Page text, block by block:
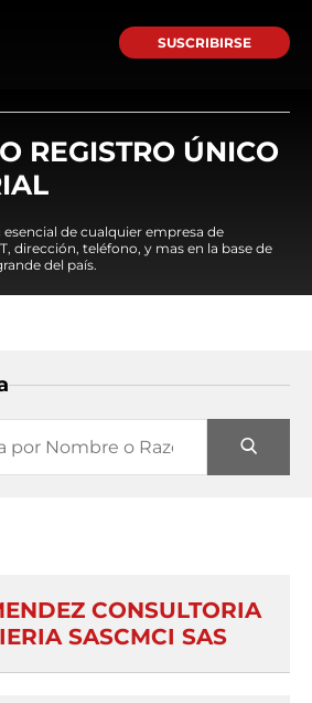
SUSCRIBIRSE
REGISTRO ÚNICO
de cualquier empresa de
dirección, teléfono, y mas en la base de
del país.
CONSULTORIA
SASCMCI SAS